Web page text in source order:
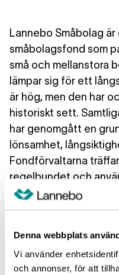
Denna webbplats
Vi använder
och annonser, för att
Lannebo Småbolag är
småbolagsfond som
små och mellanstora
lämpar sig för ett
är hög, men den har
historiskt sett.
har genomgått en
lönsamhet,
Fondförvaltarna
regelbundet och
som ägare för att
förutsättningar till
på minst fem år.